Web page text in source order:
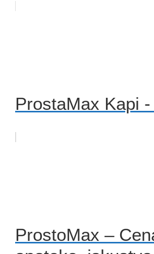
ProstaMax Kapi
ProstoMax –